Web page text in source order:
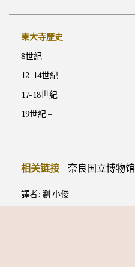
東大寺歷史
8世紀
12-14世紀
17-18世紀
19世紀 –
相关链接 奈良国立博物馆
譯者: 劉 小俊